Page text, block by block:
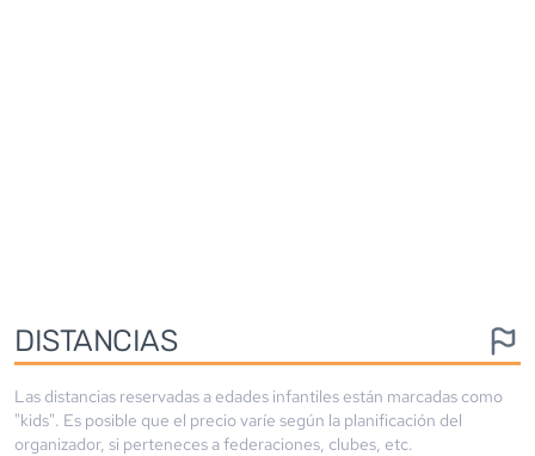
DISTANCIAS
Las distancias reservadas a edades infantiles están marcadas como
"kids". Es posible que el precio varíe según la planificación del
organizador, si perteneces a federaciones, clubes, etc.